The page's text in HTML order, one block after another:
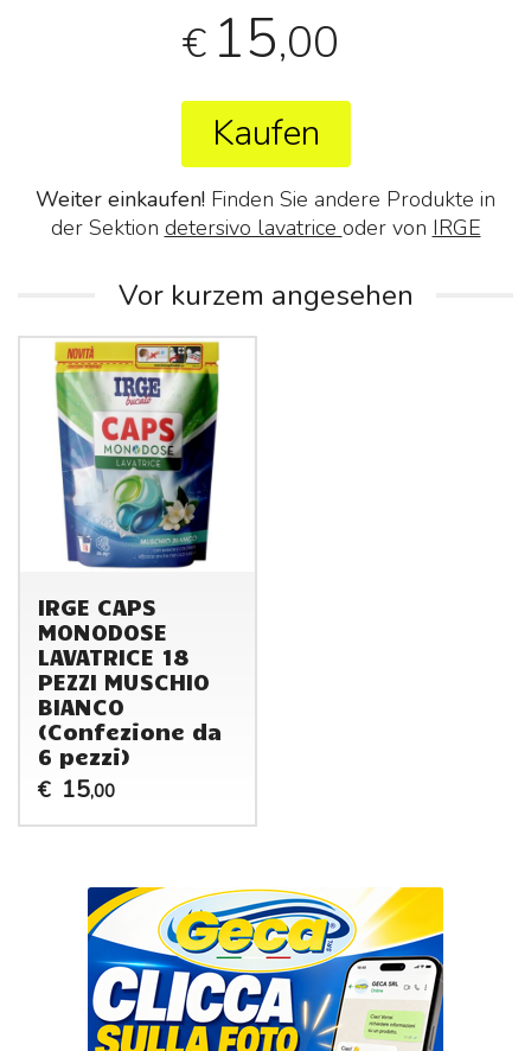
€ 15,00
Kaufen
Weiter einkaufen! Finden Sie andere Produkte in
der Sektion detersivo lavatrice oder von IRGE
Vor kurzem angesehen
IRGE CAPS
MONODOSE
LAVATRICE 18
PEZZI MUSCHIO
BIANCO
(Confezione da
6 pezzi)
€ 15,00